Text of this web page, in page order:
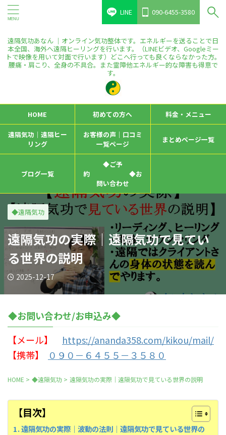
LINE 090-6455-3580
遠隔気功あなん ｜オンライン気功整体です。エネルギーを送ることで日
本全国、海外へ遠隔ヒーリングを行います。（LINEビデオ、Googleミー
トで映像を用いて対面で行います）どこへ行っても良くならなかった方。
腰痛・肩こり、全身の不具合。また霊障他エネルギー的な障害も得意で
す。
HOME 初めての方へ 料金・メニュー
遠隔気功｜遠隔ヒー
リング
お客様の声｜口コミ
一覧ページ
まとめページ一覧
ブログ一覧
◆ご予
約 ◆お
問い合わせ
◆遠隔気功
遠隔気功の実際｜遠隔気功で見てい
る世界の説明
2025-12-17
◆お問い合わせ/お申込み◆
【メール】
https://ananda358.com/kikou/mail/
【携帯】
０９０－６４５５－３５８０
HOME > ◆遠隔気功 > 遠隔気功の実際｜遠隔気功で見ている世界の説明
【目次】
遠隔気功の実際｜波動の法則｜遠隔気功で見ている世界の